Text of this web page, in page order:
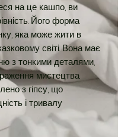
на це кашпо, ви
Його форма
яка може жити в
світі. Вона має
з тонкими деталями,
мистецтва.
з гіпсу, що
і тривалу